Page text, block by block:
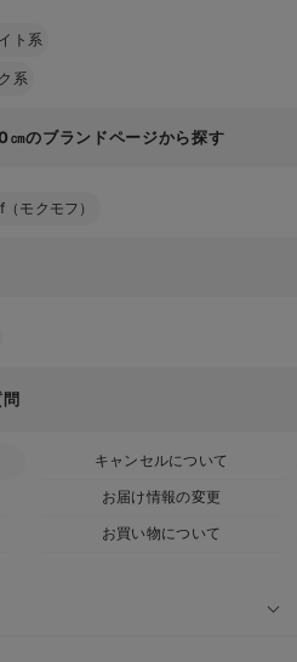
ト系
系
のブランドページから探す
モクモフ）
キャンセルについて
お届け情報の変更
お買い物について